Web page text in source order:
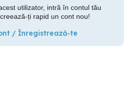
utilizator, intră în contul tău
ți rapid un cont nou!
/ Înregistrează-te